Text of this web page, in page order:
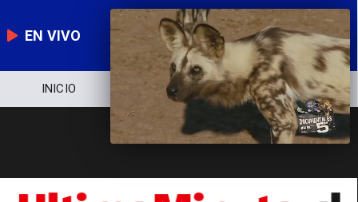
EN VIVO
NOTICIERO POLÍTICA ECONOMÍA